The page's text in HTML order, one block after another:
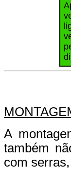
A
também
com